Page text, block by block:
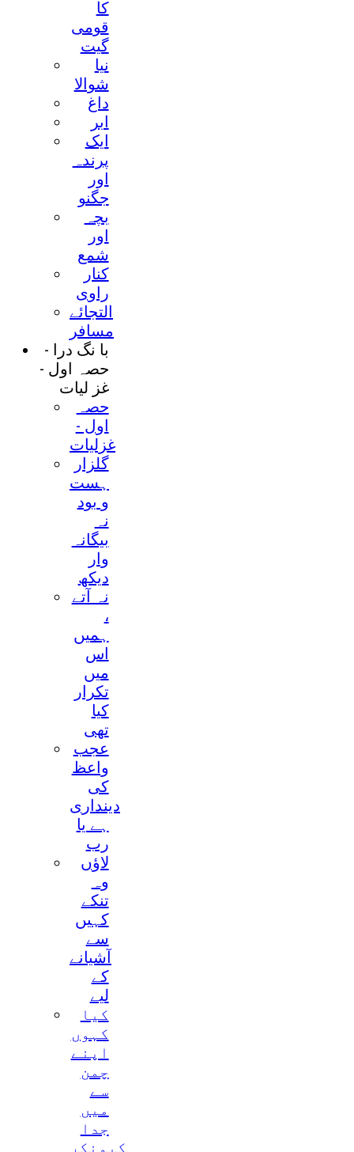
کا
قومی
گيت
نيا
شوالا
داغ
ابر
ايک
پرندہ
اور
جگنو
بچہ
اور
شمع
کنار
راوی
التجائے
مسافر
با نگ درا -
حصہ اول -
غز ليات
حصہ
اول -
غزلیات
گلزار
ہست
و بود
نہ
بيگانہ
وار
ديکھ
نہ آتے
،
ہميں
اس
ميں
تکرار
کيا
تھی
عجب
واعظ
کی
دينداری
ہے يا
رب
لاؤں
وہ
تنکے
کہيں
سے
آشيانے
کے
ليے
کيا
کہوں
اپنے
چمن
سے
ميں
جدا
کيونکر